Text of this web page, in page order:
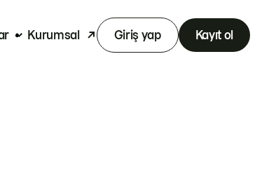
Kurumsal Giriş yap Kayıt ol